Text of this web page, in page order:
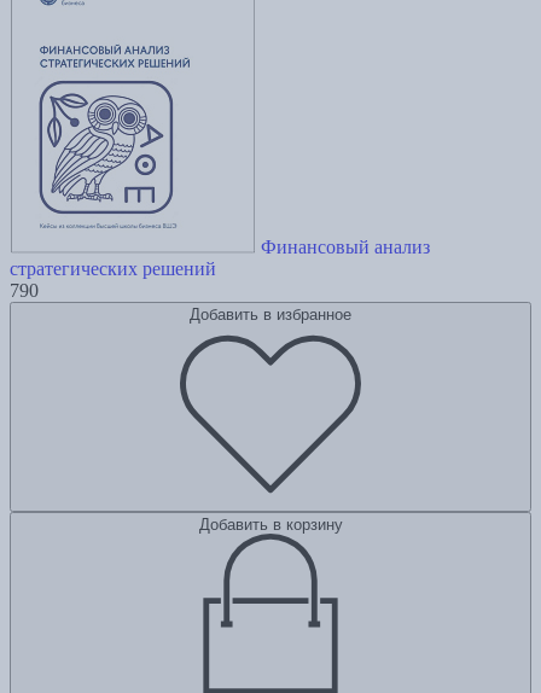
Финансовый анализ
стратегических решений
790
Добавить в избранное
Добавить в корзину